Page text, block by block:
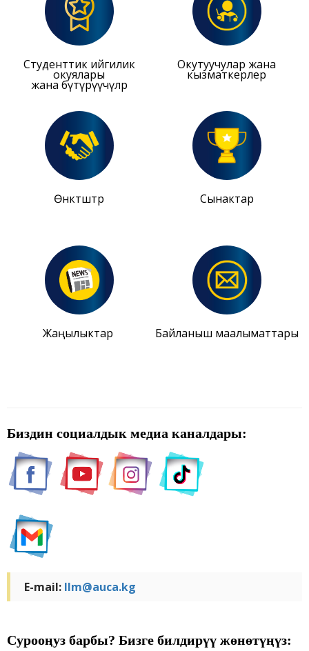
Студенттик ийгилик
окуялары
жана бүтүрүүчүлөр
Окутуучулар жана
кызматкерлер
Өнөктөштөр Сынактар
Жаңылыктар Байланыш маалыматтары
Биздин социалдык медиа каналдары:
E-mail: llm@auca.kg
Сурооңуз барбы? Бизге билдирүү жөнөтүңүз: